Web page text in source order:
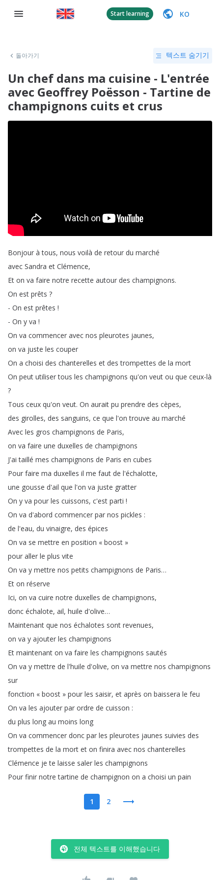
Start learning KO
돌아가기 텍스트 숨기기
Un chef dans ma cuisine - L'entrée
avec Geoffrey Poësson - Tartine de
champignons cuits et crus
Bonjour à tous, nous voilà de retour du marché
avec Sandra et Clémence,
Et on va faire notre recette autour des champignons.
On est prêts ?
- On est prêtes !
- On y va !
On va commencer avec nos pleurotes jaunes,
on va juste les couper
On a choisi des chanterelles et des trompettes de la mort
On peut utiliser tous les champignons qu'on veut ou que ceux-là
?
Tous ceux qu'on veut. On aurait pu prendre des cèpes,
des girolles, des sanguins, ce que l'on trouve au marché
Avec les gros champignons de Paris,
on va faire une duxelles de champignons
J'ai taillé mes champignons de Paris en cubes
Pour faire ma duxelles il me faut de l'échalotte,
une gousse d'ail que l'on va juste gratter
On y va pour les cuissons, c'est parti !
On va d'abord commencer par nos pickles :
de l'eau, du vinaigre, des épices
On va se mettre en position « boost »
pour aller le plus vite
On va y mettre nos petits champignons de Paris…
Et on réserve
Ici, on va cuire notre duxelles de champignons,
donc échalote, ail, huile d'olive…
Maintenant que nos échalotes sont revenues,
on va y ajouter les champignons
Et maintenant on va faire les champignons sautés
On va y mettre de l'huile d'olive, on va mettre nos champignons
sur
fonction « boost » pour les saisir, et après on baissera le feu
On va les ajouter par ordre de cuisson :
du plus long au moins long
On va commencer donc par les pleurotes jaunes suivies des
trompettes de la mort et on finira avec nos chanterelles
Clémence je te laisse saler les champignons
Pour finir notre tartine de champignon on a choisi un pain
1 2
전체 텍스트를 이해했습니다